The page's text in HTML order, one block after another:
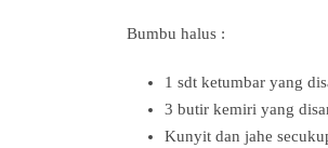
Bumbu halus :
1 sdt ketumbar yang
3 butir kemiri yang
Kunyit dan jahe